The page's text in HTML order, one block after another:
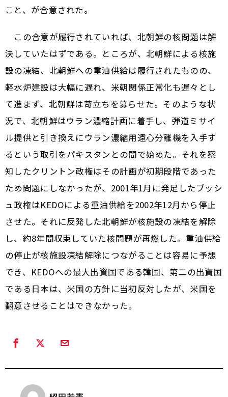
こと、が合意された。
この合意が履行されていれば、北朝鮮の核問題は解
決していたはずである。ところが、北朝鮮による核施
設の凍結、北朝鮮への重油供給は履行されたものの、
軽水炉建設は大幅に遅れ、米朝関係正常化も遅々とし
て進まず、北朝鮮は苛立ちを募らせた。そのような状
況で、北朝鮮はウラン濃縮計画に着手し、弾道ミサイ
ル提供と引き換えにウラン濃縮用遠心分離機を入手す
るという取引をパキスタンとの間で始めた。それを察
知したクリントン政権はその計画が初期段階であった
ため問題にしなかったが、2001年1月に発足したブッシ
ュ政権はKEDOによる重油供給を2002年12月から停止
させた。それに反発した北朝鮮が核施設の凍結を解除
し、約8年間収束していた核問題が再燃した。重油供給
の停止が核施設凍結解除につながることは容易に予想
でき、KEDOへの最大出資国である韓国、第二の出資国
である日本は、米国の方針に当初反対したが、米国を
翻意させることはできなかった。